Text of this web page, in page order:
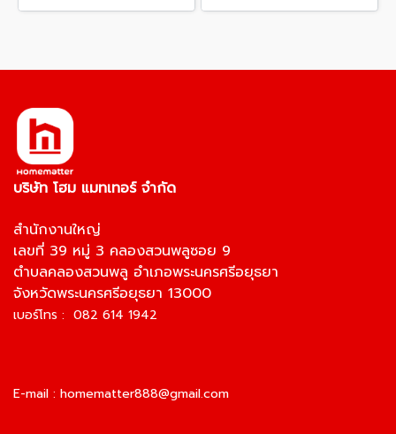
บริษัท โฮม แมทเทอร์ จำกัด
สำนักงานใหญ่
เลขที่ 39 หมู่ 3 คลองสวนพลูซอย 9
ตำบลคลองสวนพลู อำเภอพระนครศรีอยุธยา
จังหวัดพระนครศรีอยุธยา 13000
เบอร์โทร : 082 614 1942
E-mail : homematter888@gmail.com